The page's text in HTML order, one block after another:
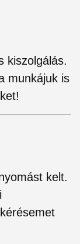
kiszolgálás.
munkájuk is
kelt.